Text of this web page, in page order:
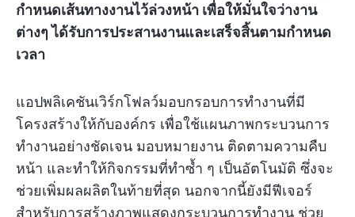
กำหนดเส้นทางงานไว้ล่วงหน้า เพื่อให้มั่นใจว่างาน
ต่างๆ ได้รับการประสานงานและเสร็จสิ้นตามกำหนด
เวลา
แอปพลิเคชันเวิร์กโฟลว์มอบกรอบการทำงานที่มี
โครงสร้างให้กับองค์กร เพื่อใช้แผนภาพกระบวนการ
ทำงานอย่างชัดเจน มอบหมายงาน ติดตามความคืบ
หน้า และทำให้กิจกรรมที่ทำซ้ำ ๆ เป็นอัตโนมัติ ซึ่งจะ
ช่วยเพิ่มผลผลิตในท้ายที่สุด นอกจากนี้ยังมีฟีเจอร์
สำหรับการสร้างภาพแสดงกระบวนการทำงาน ช่วย